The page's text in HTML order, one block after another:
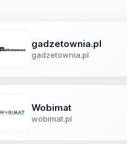
gadzetownia.pl
gadzetownia.pl
Wobimat
wobimat.pl